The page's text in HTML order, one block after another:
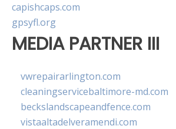
capishcaps.com
gpsyfl.org
MEDIA PARTNER III
vwrepairarlington.com
cleaningservicebaltimore-md.com
beckslandscapeandfence.com
vistaaltadelveramendi.com